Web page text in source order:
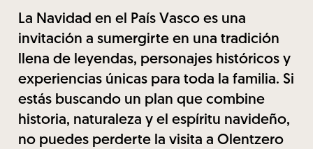
La Navidad en el País Vasco es una
invitación a sumergirte en una tradición
llena de leyendas, personajes históricos y
experiencias únicas para toda la familia. Si
estás buscando un plan que combine
historia, naturaleza y el espíritu navideño,
no puedes perderte la visita a Olentzero